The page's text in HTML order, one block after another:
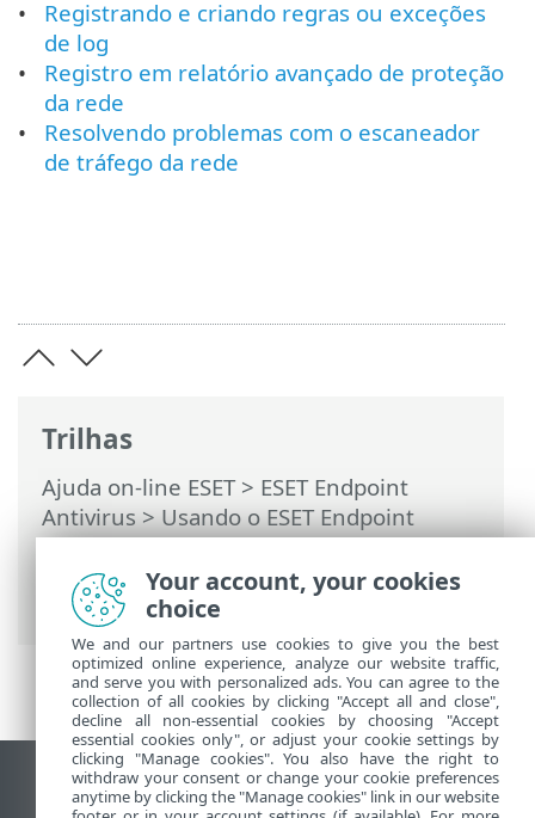
Trilhas
Ajuda on-line ESET> ESET Endpoint
Antivirus>Usando o ESET Endpoint
Antivirus>Configuração>Rede>
Resolvendo problemas com o ESET
Network Protection
Registrando e criando regras ou exceções
de log
Registro em relatório avançado de proteção
da rede
Resolvendo problemas com o escaneador
de tráfego da rede
Ver site para desktop
Your account, your cookies
choice
We and our partners use cookies to give you the best
optimized online experience, analyze our website traffic,
and serve you with personalized ads. You can agree to the
collection of all cookies by clicking "Accept all and close",
decline all non-essential cookies by choosing "Accept
essential cookies only", or adjust your cookie settings by
clicking "Manage cookies". You also have the right to
withdraw your consent or change your cookie preferences
anytime by clicking the "Manage cookies" link in our website